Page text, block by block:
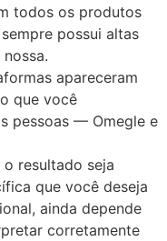
todos os produtos
possui altas
apareceram
que você
pessoas — Omegle e
resultado seja
que você deseja
ainda depende
corretamente